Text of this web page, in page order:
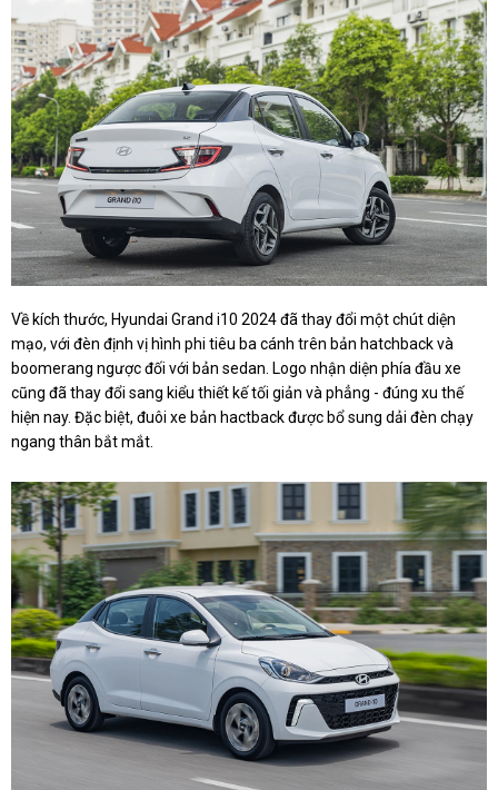
Về kích thước, Hyundai Grand i10 2024 đã thay đổi một chút diện
mạo, với đèn định vị hình phi tiêu ba cánh trên bản hatchback và
boomerang ngược đối với bản sedan. Logo nhận diện phía đầu xe
cũng đã thay đổi sang kiểu thiết kế tối giản và phẳng - đúng xu thế
hiện nay. Đặc biệt, đuôi xe bản hactback được bổ sung dải đèn chạy
ngang thân bắt mắt.